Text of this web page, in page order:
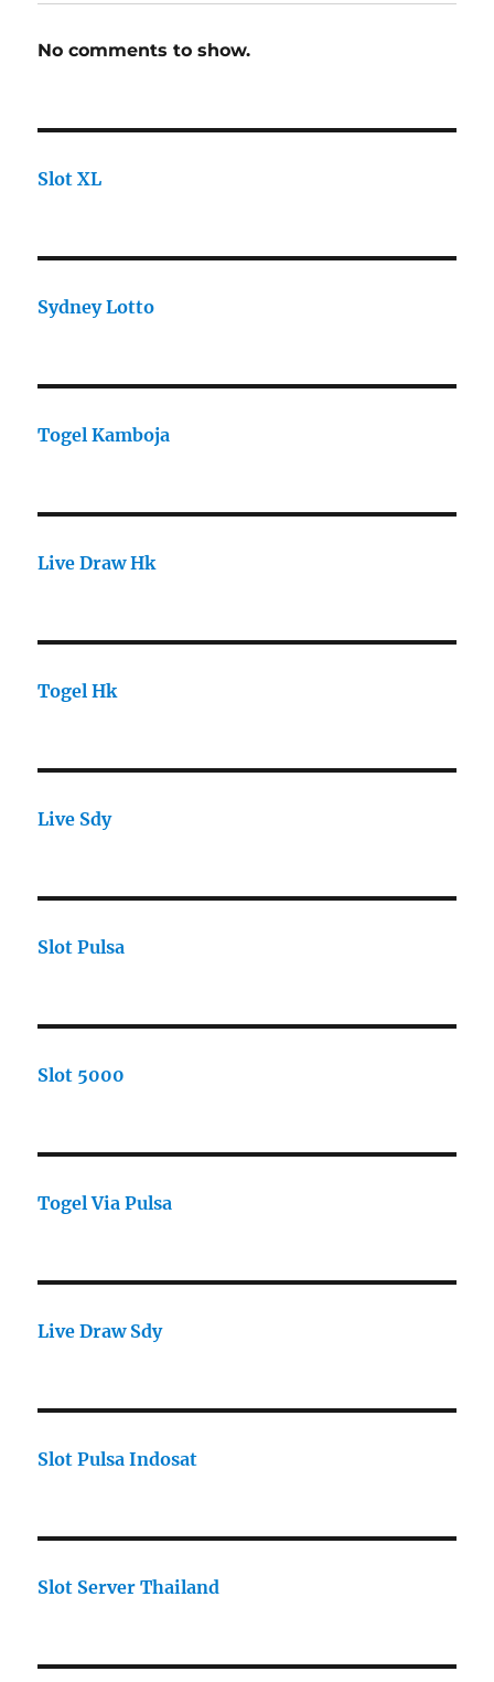
No comments to show.
Slot XL
Sydney Lotto
Togel Kamboja
Live Draw Hk
Togel Hk
Live Sdy
Slot Pulsa
Slot 5000
Togel Via Pulsa
Live Draw Sdy
Slot Pulsa Indosat
Slot Server Thailand